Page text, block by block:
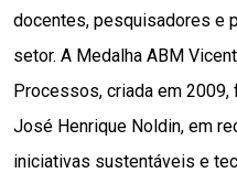
docentes, pesquisadores e
setor. A Medalha ABM
Processos, criada em
José Henrique Noldin, em
iniciativas sustentáveis e